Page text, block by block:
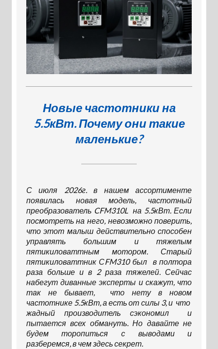
Новые частотники на
5.5кВт. Почему они такие
маленькие?
С июля 2026г. в нашем ассортименте
появилась новая модель, частотный
преобразователь CFM310L на 5.5кВт. Если
посмотреть на него, невозможно поверить,
что этот малыш действительно способен
управлять большим и тяжелым
пятикиловаттным мотором. Старый
пятикиловаттник СFM310 был в полтора
раза больше и в 2 раза тяжелей. Сейчас
набегут диванные эксперты и скажут, что
так не бывает, что нету в новом
частотнике 5.5кВт, а есть от силы 3, и что
жадный производитель сэкономил и
пытается всех обмануть. Но давайте не
будем торопиться с выводами и
разберемся, в чем здесь секрет.